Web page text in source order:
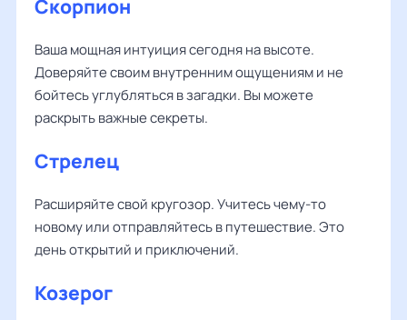
Скорпион
Ваша мощная интуиция сегодня на высоте.
Доверяйте своим внутренним ощущениям и не
бойтесь углубляться в загадки. Вы можете
раскрыть важные секреты.
Стрелец
Расширяйте свой кругозор. Учитесь чему-то
новому или отправляйтесь в путешествие. Это
день открытий и приключений.
Козерог